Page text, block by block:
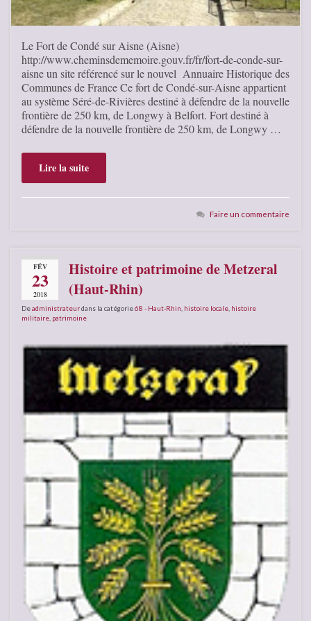
Le Fort de Condé sur Aisne (Aisne)
http://www.cheminsdememoire.gouv.fr/fr/fort-de-conde-sur-
aisne un site référencé sur le nouvel Annuaire Historique des
Communes de France Ce fort de Condé-sur-Aisne appartient
au système Séré-de-Rivières destiné à défendre de la nouvelle
frontière de 250 km, de Longwy à Belfort. Fort destiné à
défendre de la nouvelle frontière de 250 km, de Longwy …
Lire la suite
Faire un commentaire
FÉV
23
2018
Histoire et patrimoine de Metzeral
(Haut-Rhin)
Deadministrateurdans la catégorie68 - Haut-Rhin histoire locale histoire
militaire patrimoine